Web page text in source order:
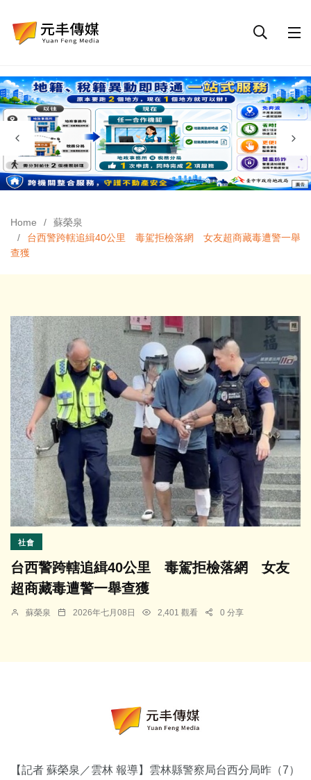
Home
蘇榮泉
台西警跨轄追緝40公里 毒駕拒檢落網 女友超商藏毒遭警一舉
查獲
社會
台西警跨轄追緝40公里 毒駕拒檢落網 女友
超商藏毒遭警一舉查獲
蘇榮泉 2026年七月08日 2,401 觀看 0 分享
【記者 蘇榮泉／雲林 報導】雲林縣警察局台西分局昨（7）